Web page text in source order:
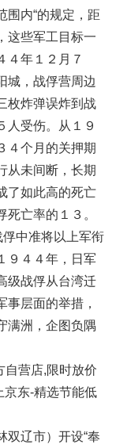
围内“的规定，距
这些军工目标一
４年１２月７
城，战俘营周边
枚炸弹误炸到战
人受伤。从１９
４个月的关押期
从未间断，长期
了如此高的死亡
亡率的１３。
俘中准将以上军衔
９４４年，日军
级战俘从台湾迁
层面的举措，
满洲，企图负隅
自营店,限时放价
京东-精选节能低
双辽市）开设“奉